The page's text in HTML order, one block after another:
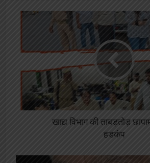
खाद्य विभाग की ताबड़तोड़
हडकंप